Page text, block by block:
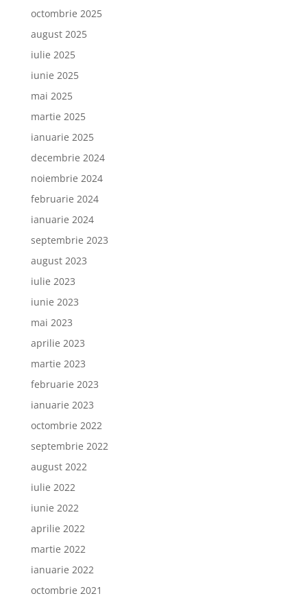
octombrie 2025
august 2025
iulie 2025
iunie 2025
mai 2025
martie 2025
ianuarie 2025
decembrie 2024
noiembrie 2024
februarie 2024
ianuarie 2024
septembrie 2023
august 2023
iulie 2023
iunie 2023
mai 2023
aprilie 2023
martie 2023
februarie 2023
ianuarie 2023
octombrie 2022
septembrie 2022
august 2022
iulie 2022
iunie 2022
aprilie 2022
martie 2022
ianuarie 2022
octombrie 2021